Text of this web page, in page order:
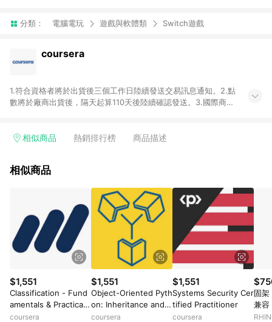
分類： 電腦電玩 遊戲與軟體類 Switch遊戲
coursera
1.符合資格者將於出貨後三個工作日陸續發送交易訊息通知。2.點
數將於廠商出貨後，隔天起算110天後陸續確認發送。3.國際商家
用未授權優惠碼不符合贈點資格。6.點數發送依據及返點上限將
品加總金額），亦即點數回饋計算並非以coursera實際購買商品
分運費或稅金，可返點金額將以系統回傳金額為準 8.若於商家
App下單，不符合LINE購物導購資格。
相似商品 熱銷排行榜 商品描述
相似商品
$1,551
Classification - Fund
amentals & Practical
Applications
coursera
$1,551
Object-Oriented Pyth
on: Inheritance and E
ncapsulation
coursera
$1,551
Systems Security Cer
tified Practitioner
coursera
固
兼
Logo